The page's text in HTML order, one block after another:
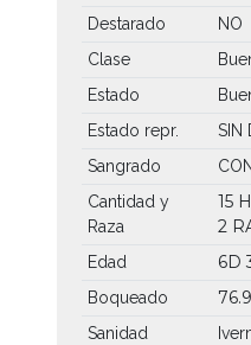
Destarado
NO
Clase
Estado
Estado repr.
SIN
Sangrado
Cantidad y
Raza
15
2
Edad 6D
Boqueado
Sanidad